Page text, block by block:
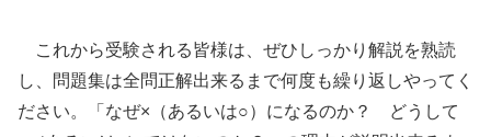
これから受験される皆様は、ぜひしっかり解説を熟読
し、問題集は全問正解出来るまで何度も繰り返しやってく
ださい。「なぜ×（あるいは○）になるのか？ どうして